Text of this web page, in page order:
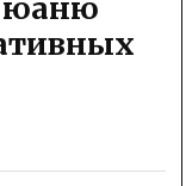
юаню